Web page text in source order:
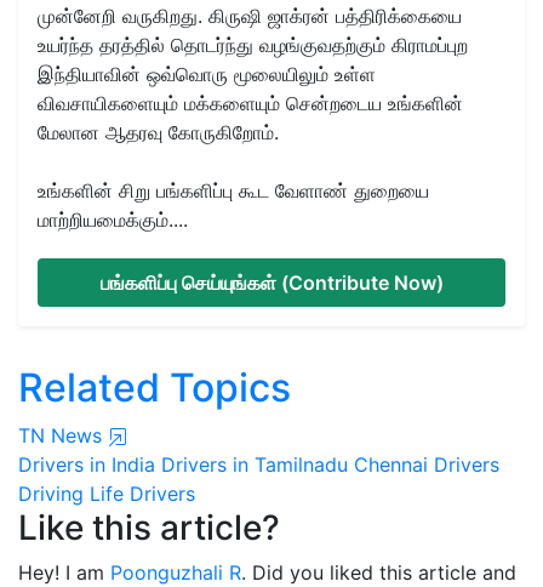
முன்னேறி வருகிறது. கிருஷி ஜாக்ரன் பத்திரிக்கையை
உயர்ந்த தரத்தில் தொடர்ந்து வழங்குவதற்கும் கிராமப்புற
இந்தியாவின் ஒவ்வொரு மூலையிலும் உள்ள
விவசாயிகளையும் மக்களையும் சென்றடைய உங்களின்
மேலான ஆதரவு கோருகிறோம்.
உங்களின் சிறு பங்களிப்பு கூட வேளாண் துறையை
மாற்றியமைக்கும்....
பங்களிப்பு செய்யுங்கள் (Contribute Now)
Related Topics
TN News
Drivers in India Drivers in Tamilnadu Chennai Drivers
Driving Life Drivers
Like this article?
Hey! I am Poonguzhali R. Did you liked this article and